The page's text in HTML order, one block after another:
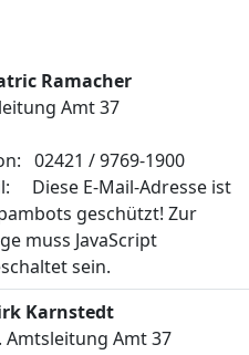
Ramacher
Amt 37
02421 / 9769-1900
Diese E-Mail-Adresse ist
geschützt! Zur
muss JavaScript
sein.
Karnstedt
Amtsleitung Amt 37